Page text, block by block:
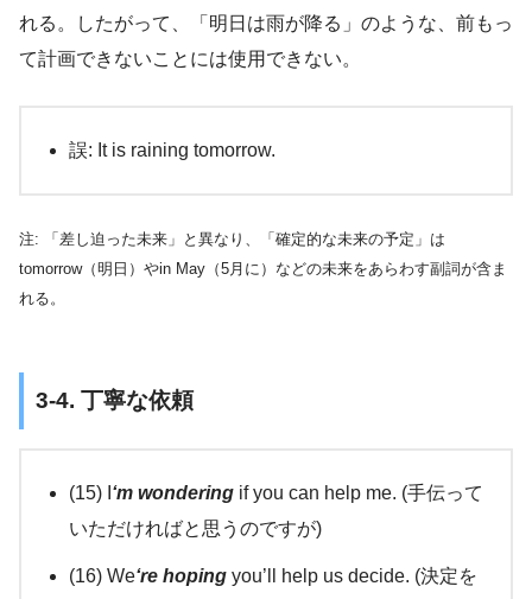
れる。したがって、「明日は雨が降る」のような、前もっ
て計画できないことには使用できない。
誤: It is raining tomorrow.
注: 「差し迫った未来」と異なり、「確定的な未来の予定」は
tomorrow（明日）やin May（5月に）などの未来をあらわす副詞が含ま
れる。
3-4. 丁寧な依頼
(15) I ‘m wondering if you can help me. (手伝って
いただければと思うのですが)
(16) We‘re hoping you’ll help us decide. (決定を